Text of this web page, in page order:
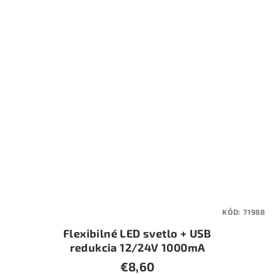
Flexibilné LED svetlo + USB
redukcia 12/24V 1000mA
€8,60
KÓD: 71988